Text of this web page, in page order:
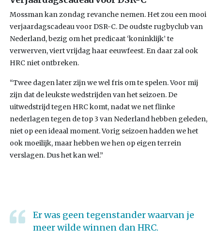
Mossman kan zondag revanche nemen. Het zou een mooi
verjaardagscadeau voor DSR-C. De oudste rugbyclub van
Nederland, bezig om het predicaat ‘koninklijk’ te
verwerven, viert vrijdag haar eeuwfeest. En daar zal ook
HRC niet ontbreken.
“Twee dagen later zijn we wel fris om te spelen. Voor mij
zijn dat de leukste wedstrijden van het seizoen. De
uitwedstrijd tegen HRC komt, nadat we net flinke
nederlagen tegen de top 3 van Nederland hebben geleden,
niet op een ideaal moment. Vorig seizoen hadden we het
ook moeilijk, maar hebben we hen op eigen terrein
verslagen. Dus het kan wel.”
Er was geen tegenstander waarvan je
meer wilde winnen dan HRC.